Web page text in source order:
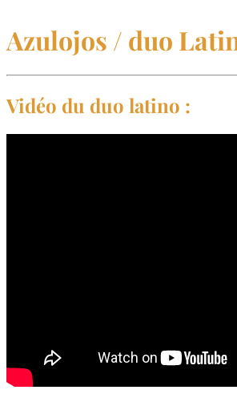
Azulojos / duo
Vidéo du duo latino :